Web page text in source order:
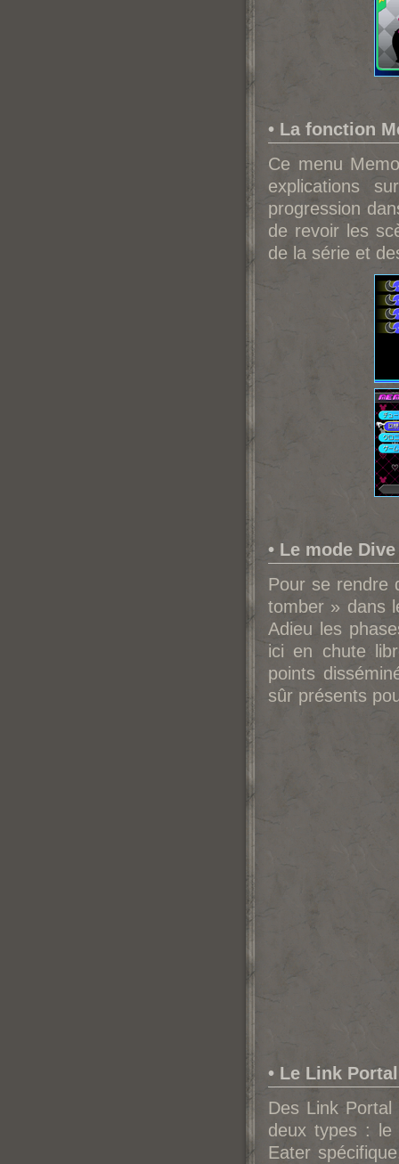
• La fonction
Ce menu
explications
progression
de revoir les
de la série et
• Le mode Dive
Pour se rendre
tomber » dans
Adieu les
ici en chute
points
sûr présents
• Le Link Portal
Des Link
deux types : le
Eater